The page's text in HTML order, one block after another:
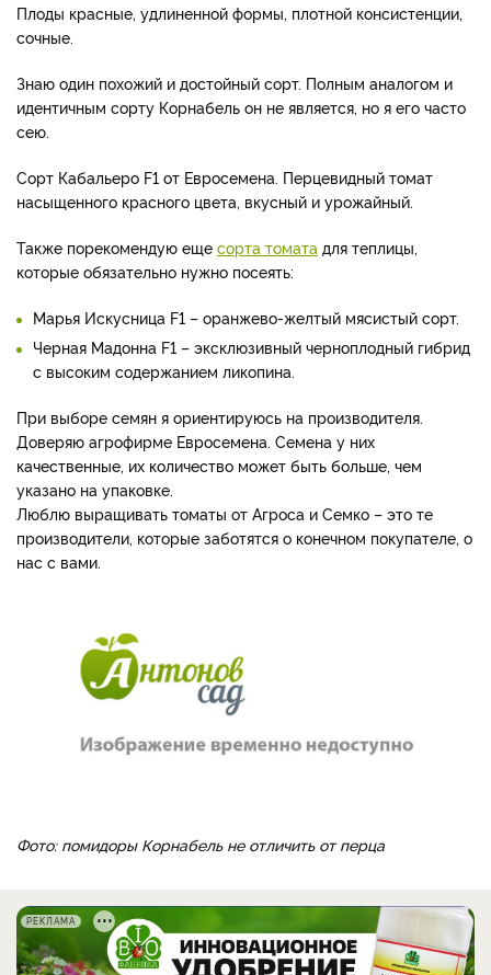
Плоды красные, удлиненной формы, плотной консистенции,
сочные.
Знаю один похожий и достойный сорт. Полным аналогом и
идентичным сорту Корнабель он не является, но я его часто
сею.
Сорт Кабальеро F1 от Евросемена. Перцевидный томат
насыщенного красного цвета, вкусный и урожайный.
Также порекомендую еще сорта томата для теплицы,
которые обязательно нужно посеять:
Марья Искусница F1 – оранжево-желтый мясистый сорт.
Черная Мадонна F1 – эксклюзивный черноплодный гибрид
с высоким содержанием ликопина.
При выборе семян я ориентируюсь на производителя.
Доверяю агрофирме Евросемена. Семена у них
качественные, их количество может быть больше, чем
указано на упаковке.
Люблю выращивать томаты от Агроса и Семко – это те
производители, которые заботятся о конечном покупателе, о
нас с вами.
Фото: помидоры Корнабель не отличить от перца
РЕКЛАМА